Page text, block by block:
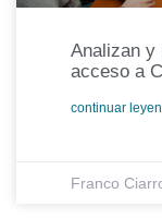
Analizan y
acceso a
continuar
Franco